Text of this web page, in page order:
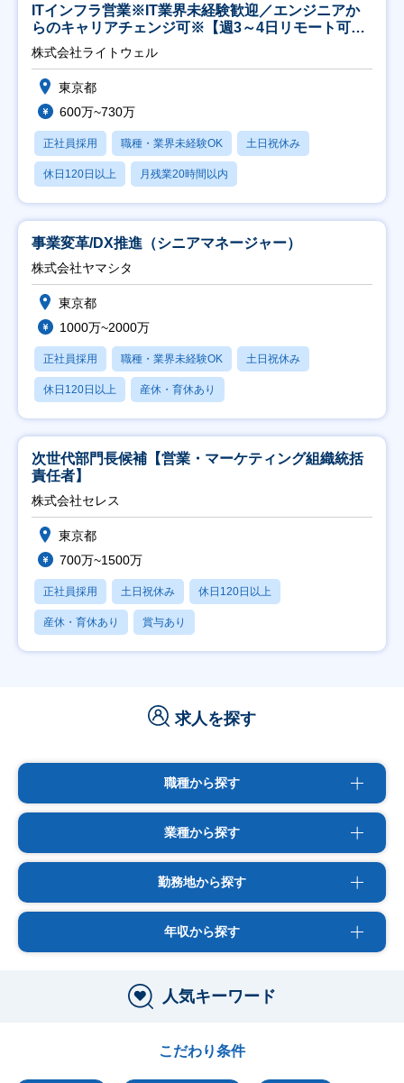
ITインフラ営業※IT業界未経験歓迎／エンジニアか
らのキャリアチェンジ可※【週3～4日リモート可
能】
株式会社ライトウェル
東京都
600万~730万
正社員採用 職種・業界未経験OK 土日祝休み
休日120日以上 月残業20時間以内
事業変革/DX推進（シニアマネージャー）
株式会社ヤマシタ
東京都
1000万~2000万
正社員採用 職種・業界未経験OK 土日祝休み
休日120日以上 産休・育休あり
次世代部門長候補【営業・マーケティング組織統括
責任者】
株式会社セレス
東京都
700万~1500万
正社員採用 土日祝休み 休日120日以上
産休・育休あり 賞与あり
求人を探す
職種から探す
業種から探す
勤務地から探す
年収から探す
人気キーワード
こだわり条件